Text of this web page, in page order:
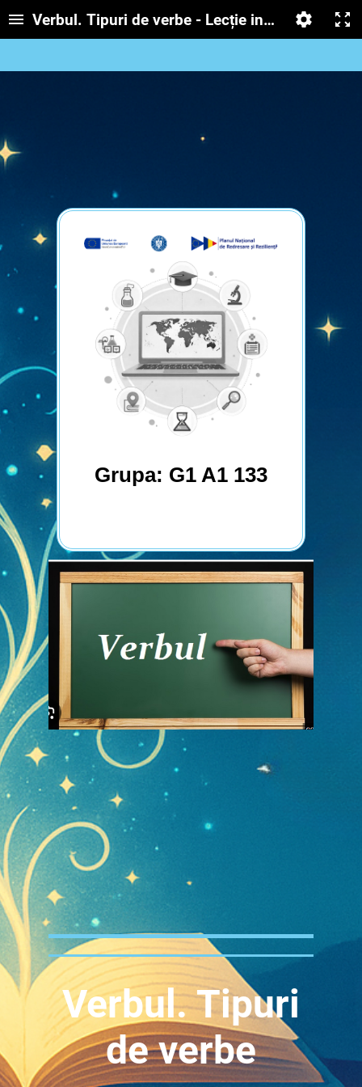
Verbul. Tipuri de verbe - Lecție interactivă
Grupa: G1 A1 133
Verbul. Tipuri
de verbe